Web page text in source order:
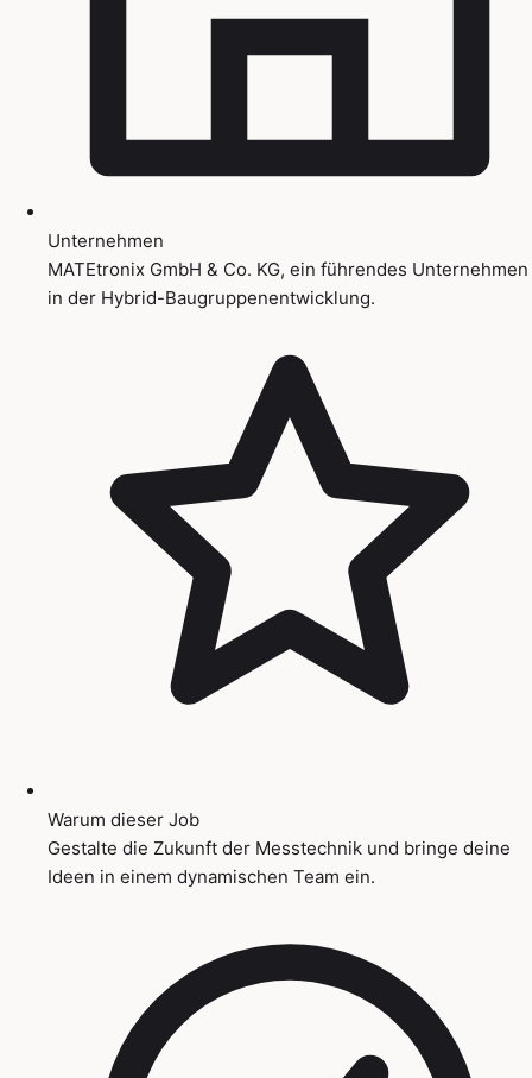
Unternehmen
MATEtronix GmbH & Co. KG, ein führendes Unternehmen
in der Hybrid-Baugruppenentwicklung.
Warum dieser Job
Gestalte die Zukunft der Messtechnik und bringe deine
Ideen in einem dynamischen Team ein.